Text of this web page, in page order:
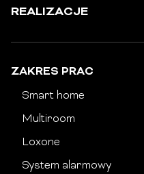
REALIZACJE
ZAKRES PRAC
Smart home
Multiroom
Loxone
System alarmowy